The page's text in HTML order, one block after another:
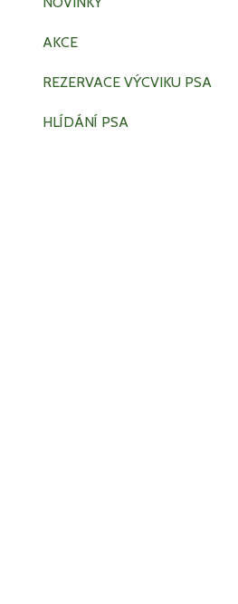
AKCE
REZERVACE VÝCVIKU PSA
HLÍDÁNÍ PSA